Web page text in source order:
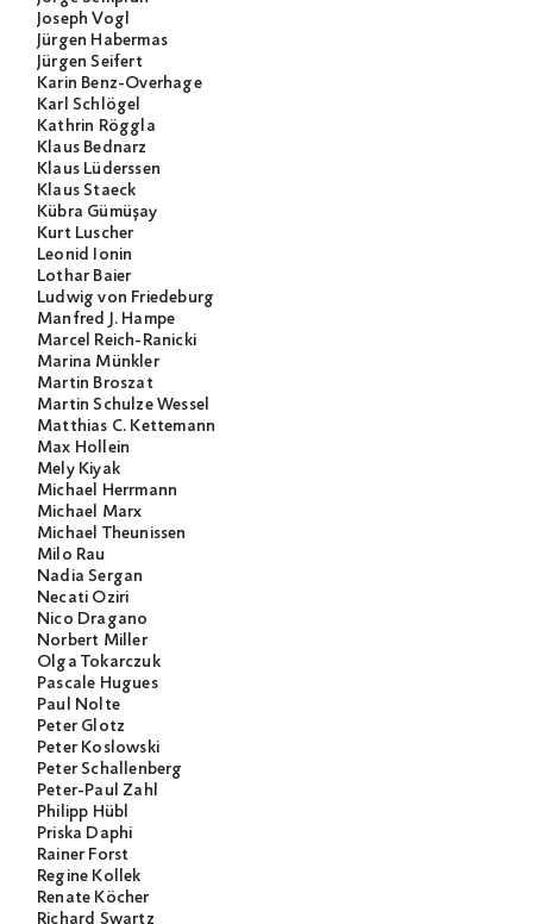
Joseph Vogl
Jürgen Habermas
Jürgen Seifert
Karin Benz-Overhage
Karl Schlögel
Kathrin Röggla
Klaus Bednarz
Klaus Lüderssen
Klaus Staeck
Kübra Gümüşay
Kurt Luscher
Leonid Ionin
Lothar Baier
Ludwig von Friedeburg
Manfred J. Hampe
Marcel Reich-Ranicki
Marina Münkler
Martin Broszat
Martin Schulze Wessel
Matthias C. Kettemann
Max Hollein
Mely Kiyak
Michael Herrmann
Michael Marx
Michael Theunissen
Milo Rau
Nadia Sergan
Necati Öziri
Nico Dragano
Norbert Miller
Olga Tokarczuk
Pascale Hugues
Paul Nolte
Peter Glotz
Peter Koslowski
Peter Schallenberg
Peter-Paul Zahl
Philipp Hübl
Priska Daphi
Rainer Forst
Regine Kollek
Renate Köcher
Richard Swartz